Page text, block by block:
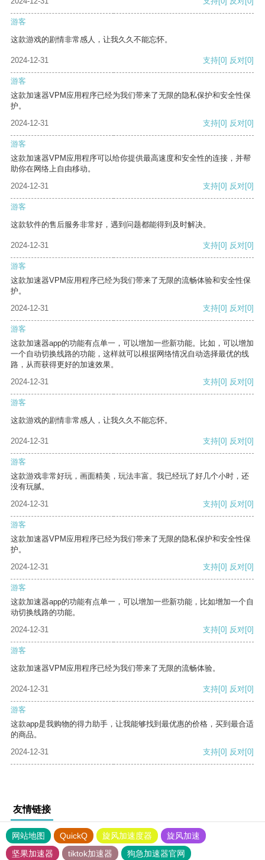
游客
这款游戏的剧情非常感人，让我久久不能忘怀。
2024-12-31 支持[0] 反对[0]
游客
这款加速器VPM应用程序已经为我们带来了无限的隐私保护和安全性保
护。
2024-12-31
支持[0] 反对[0]
游客
这款加速器VPM应用程序可以给你提供最高速度和安全性的连接，并帮
助你在网络上自由移动。
2024-12-31
支持[0] 反对[0]
游客
这款软件的售后服务非常好，遇到问题都能得到及时解决。
2024-12-31 支持[0] 反对[0]
游客
这款加速器VPM应用程序已经为我们带来了无限的流畅体验和安全性保
护。
2024-12-31
支持[0] 反对[0]
游客
这款加速器app的功能有点单一，可以增加一些新功能。比如，可以增加
一个自动切换线路的功能，这样就可以根据网络情况自动选择最优的线
路，从而获得更好的加速效果。
2024-12-31
支持[0] 反对[0]
游客
这款游戏的剧情非常感人，让我久久不能忘怀。
2024-12-31 支持[0] 反对[0]
游客
这款游戏非常好玩，画面精美，玩法丰富。我已经玩了好几个小时，还
没有玩腻。
2024-12-31
支持[0] 反对[0]
游客
这款加速器VPM应用程序已经为我们带来了无限的隐私保护和安全性保
护。
2024-12-31
支持[0] 反对[0]
游客
这款加速器app的功能有点单一，可以增加一些新功能，比如增加一个自
动切换线路的功能。
2024-12-31
支持[0] 反对[0]
游客
这款加速器VPM应用程序已经为我们带来了无限的流畅体验。
2024-12-31 支持[0] 反对[0]
游客
这款app是我购物的得力助手，让我能够找到最优惠的价格，买到最合适
的商品。
2024-12-31
支持[0] 反对[0]
友情链接
网站地图 QuickQ 旋风加速度器
旋风加速
坚果加速器
tiktok加速器
狗急加速器官网